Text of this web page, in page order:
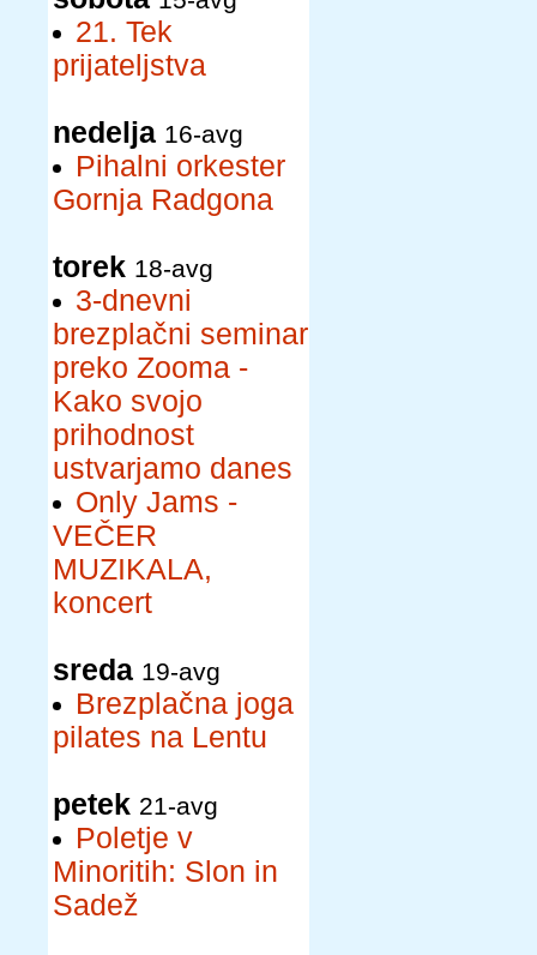
21. Tek
prijateljstva
nedelja 16-avg
Pihalni orkester
Gornja Radgona
torek 18-avg
3-dnevni
brezplačni seminar
preko Zooma -
Kako svojo
prihodnost
ustvarjamo danes
Only Jams -
VEČER
MUZIKALA,
koncert
sreda 19-avg
Brezplačna joga
pilates na Lentu
petek 21-avg
Poletje v
Minoritih: Slon in
Sadež